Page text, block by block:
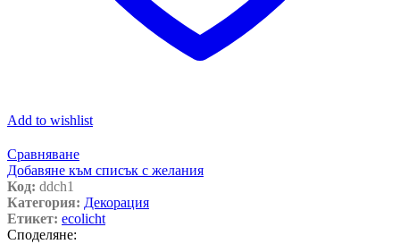
Add to wishlist
Сравняване
Добавяне към списък с желания
Код: ddch1
Категория: Декорация
Етикет: ecolicht
Споделяне: